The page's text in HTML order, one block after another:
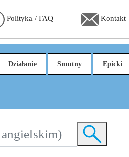
Polityka / FAQ Kontakt
Działanie Smutny Epicki